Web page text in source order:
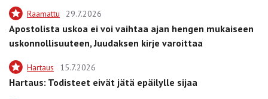
Raamattu 29.7.2026
Apostolista uskoa ei voi vaihtaa ajan hengen mukaiseen
uskonnollisuuteen, Juudaksen kirje varoittaa
Hartaus 15.7.2026
Hartaus: Todisteet eivät jätä epäilylle sijaa